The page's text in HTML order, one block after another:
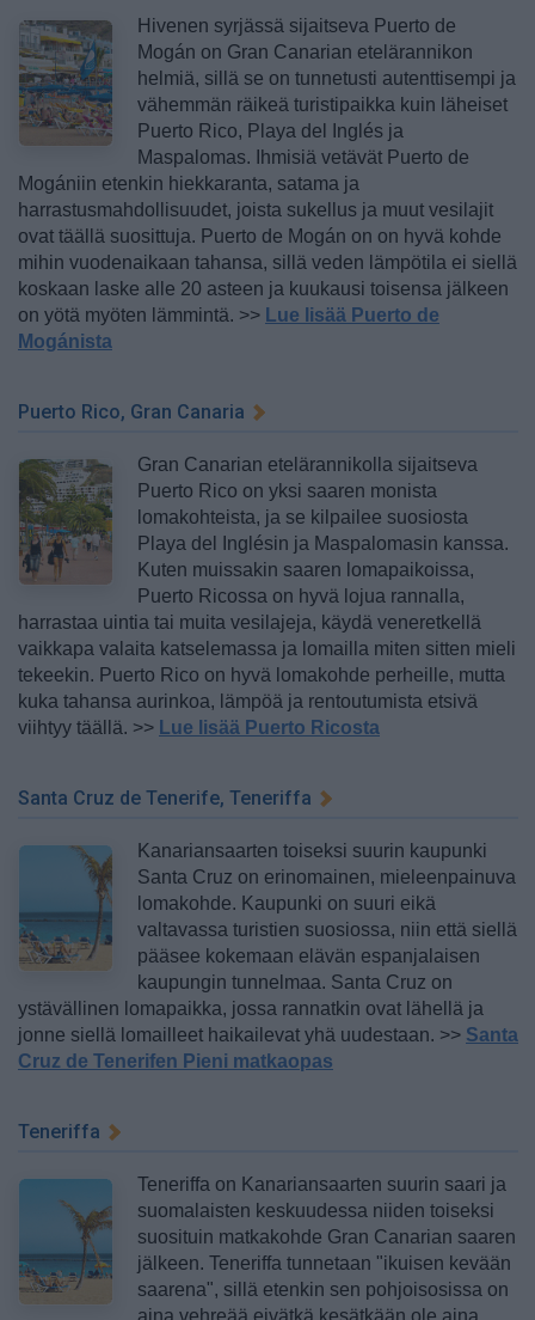
Hivenen syrjässä sijaitseva Puerto de
Mogán on Gran Canarian etelärannikon
helmiä, sillä se on tunnetusti autenttisempi ja
vähemmän räikeä turistipaikka kuin läheiset
Puerto Rico, Playa del Inglés ja
Maspalomas. Ihmisiä vetävät Puerto de
Mogániin etenkin hiekkaranta, satama ja
harrastusmahdollisuudet, joista sukellus ja muut vesilajit
ovat täällä suosittuja. Puerto de Mogán on on hyvä kohde
mihin vuodenaikaan tahansa, sillä veden lämpötila ei siellä
koskaan laske alle 20 asteen ja kuukausi toisensa jälkeen
on yötä myöten lämmintä. >> Lue lisää Puerto de
Mogánista
Puerto Rico, Gran Canaria
Gran Canarian etelärannikolla sijaitseva
Puerto Rico on yksi saaren monista
lomakohteista, ja se kilpailee suosiosta
Playa del Inglésin ja Maspalomasin kanssa.
Kuten muissakin saaren lomapaikoissa,
Puerto Ricossa on hyvä lojua rannalla,
harrastaa uintia tai muita vesilajeja, käydä veneretkellä
vaikkapa valaita katselemassa ja lomailla miten sitten mieli
tekeekin. Puerto Rico on hyvä lomakohde perheille, mutta
kuka tahansa aurinkoa, lämpöä ja rentoutumista etsivä
viihtyy täällä. >> Lue lisää Puerto Ricosta
Santa Cruz de Tenerife, Teneriffa
Kanariansaarten toiseksi suurin kaupunki
Santa Cruz on erinomainen, mieleenpainuva
lomakohde. Kaupunki on suuri eikä
valtavassa turistien suosiossa, niin että siellä
pääsee kokemaan elävän espanjalaisen
kaupungin tunnelmaa. Santa Cruz on
ystävällinen lomapaikka, jossa rannatkin ovat lähellä ja
jonne siellä lomailleet haikailevat yhä uudestaan. >> Santa
Cruz de Tenerifen Pieni matkaopas
Teneriffa
Teneriffa on Kanariansaarten suurin saari ja
suomalaisten keskuudessa niiden toiseksi
suosituin matkakohde Gran Canarian saaren
jälkeen. Teneriffa tunnetaan "ikuisen kevään
saarena", sillä etenkin sen pohjoisosissa on
aina vehreää eivätkä kesätkään ole aina